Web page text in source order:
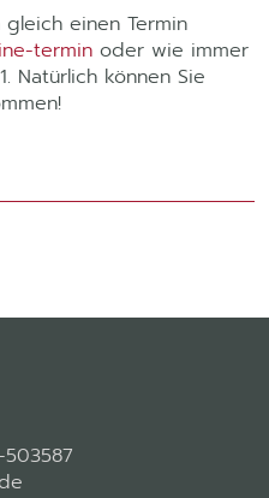
einen Termin
termin oder wie immer
Natürlich können Sie
503587